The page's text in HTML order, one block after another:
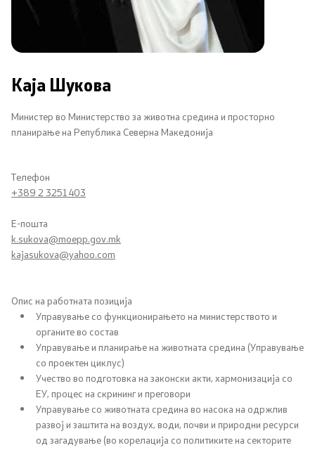
Регулатива
Законодавство
Конвенции
Документи
Стратегии
Планови
Листа согласно закон за квалитет на воздух
Информации
Национални извештаи
Меѓународни извештаи
Каја Шукова
Министер во Министерство за животна средина и просторно
планирање на Република Северна Македонија
Телефон
+389 2 3251 403
Е-пошта
k.sukova@moepp.gov.mk
kajasukova@yahoo.com
Опис на работната позиција
Управување со функционирањето на министерството и
органите во состав
Управување и планирање на животната средина (Управување
со проектен циклус)
Учество во подготовка на законски акти, хармонизација со
ЕУ, процес на скрининг и преговори
Управување со животната средина во насока на одржлив
развој и заштита на воздух, води, почви и природни ресурси
од загадување (во корелација со политиките на секторите